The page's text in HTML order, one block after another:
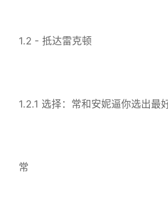
1.2 - 抵达雷克顿
1.2.1 选择：常和安妮逼你选出最
常